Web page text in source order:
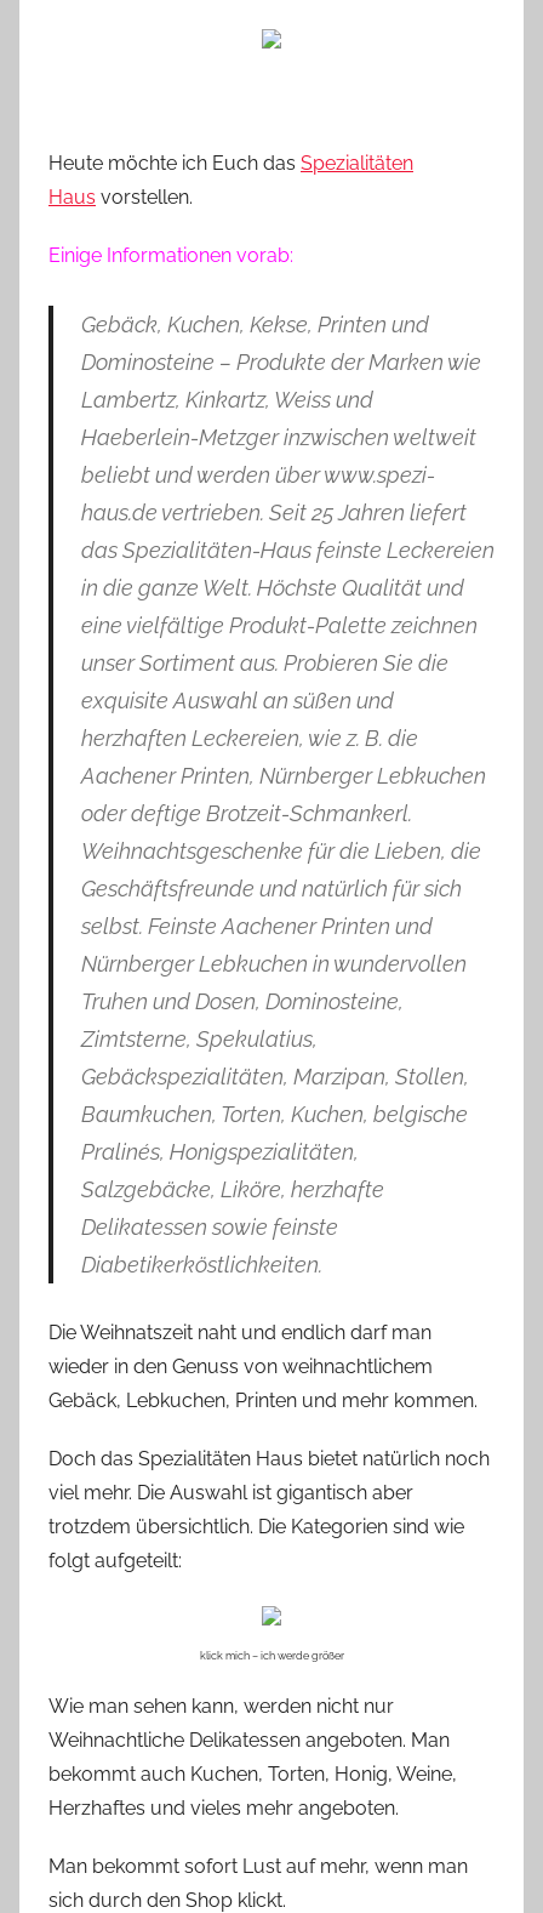
Heute möchte ich Euch das Spezialitäten
Haus vorstellen.
Einige Informationen vorab:
Gebäck, Kuchen, Kekse, Printen und
Dominosteine – Produkte der Marken wie
Lambertz, Kinkartz, Weiss und
Haeberlein-Metzger inzwischen weltweit
beliebt und werden über www.spezi-
haus.de vertrieben. Seit 25 Jahren liefert
das Spezialitäten-Haus feinste Leckereien
in die ganze Welt. Höchste Qualität und
eine vielfältige Produkt-Palette zeichnen
unser Sortiment aus. Probieren Sie die
exquisite Auswahl an süßen und
herzhaften Leckereien, wie z. B. die
Aachener Printen, Nürnberger Lebkuchen
oder deftige Brotzeit-Schmankerl.
Weihnachtsgeschenke für die Lieben, die
Geschäftsfreunde und natürlich für sich
selbst. Feinste Aachener Printen und
Nürnberger Lebkuchen in wundervollen
Truhen und Dosen, Dominosteine,
Zimtsterne, Spekulatius,
Gebäckspezialitäten, Marzipan, Stollen,
Baumkuchen, Torten, Kuchen, belgische
Pralinés, Honigspezialitäten,
Salzgebäcke, Liköre, herzhafte
Delikatessen sowie feinste
Diabetikerköstlichkeiten.
Die Weihnatszeit naht und endlich darf man
wieder in den Genuss von weihnachtlichem
Gebäck, Lebkuchen, Printen und mehr kommen.
Doch das Spezialitäten Haus bietet natürlich noch
viel mehr. Die Auswahl ist gigantisch aber
trotzdem übersichtlich. Die Kategorien sind wie
folgt aufgeteilt:
klick mich – ich werde größer
Wie man sehen kann, werden nicht nur
Weihnachtliche Delikatessen angeboten. Man
bekommt auch Kuchen, Torten, Honig, Weine,
Herzhaftes und vieles mehr angeboten.
Man bekommt sofort Lust auf mehr, wenn man
sich durch den Shop klickt.